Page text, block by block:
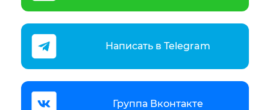
Написать в Telegram
Группа Вконтакте